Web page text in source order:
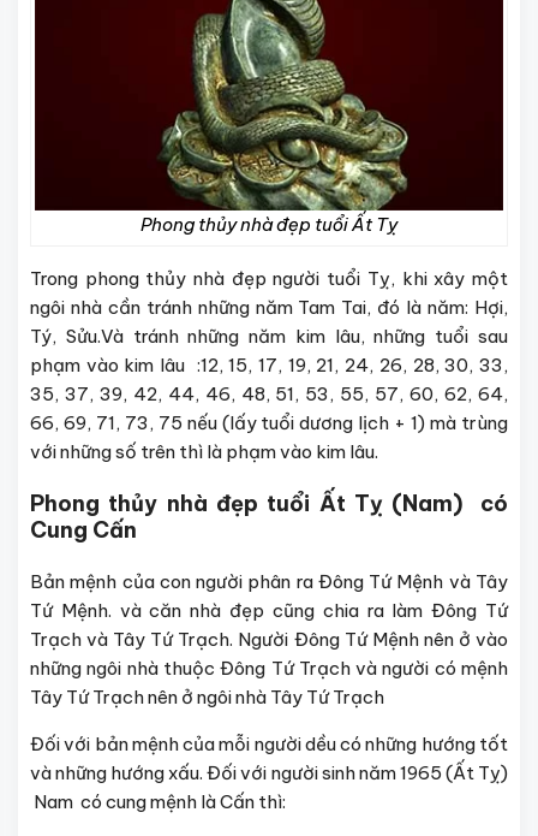
Phong thủy nhà đẹp tuổi Ất Tỵ
Trong phong thủy nhà đẹp người tuổi Tỵ, khi xây một
ngôi nhà cần tránh những năm Tam Tai, đó là năm: Hợi,
Tý, Sửu.Và tránh những năm kim lâu, những tuổi sau
phạm vào kim lâu :12, 15, 17, 19, 21, 24, 26, 28, 30, 33,
35, 37, 39, 42, 44, 46, 48, 51, 53, 55, 57, 60, 62, 64,
66, 69, 71, 73, 75 nếu (lấy tuổi dương lịch + 1) mà trùng
với những số trên thì là phạm vào kim lâu.
Phong thủy nhà đẹp tuổi Ất Tỵ (Nam) có
Cung Cấn
Bản mệnh của con người phân ra Đông Tứ Mệnh và Tây
Tứ Mệnh. và căn nhà đẹp cũng chia ra làm Đông Tứ
Trạch và Tây Tứ Trạch. Người Đông Tứ Mệnh nên ở vào
những ngôi nhà thuộc Đông Tứ Trạch và người có mệnh
Tây Tứ Trạch nên ở ngôi nhà Tây Tứ Trạch
Đối với bản mệnh của mỗi người dều có những hướng tốt
và những hướng xấu. Đối với người sinh năm 1965 (Ất Tỵ)
Nam có cung mệnh là Cấn thì: